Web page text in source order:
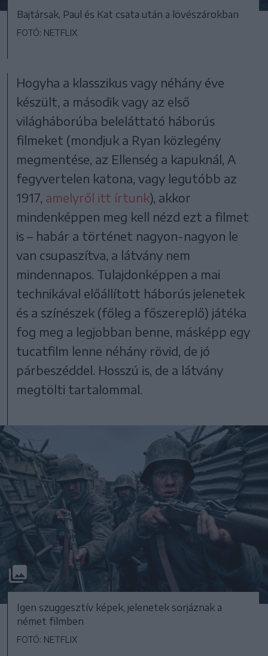
Bajtársak, Paul és Kat csata után a lövészárokban
FOTÓ: NETFLIX
Hogyha a klasszikus vagy néhány éve
készült, a második vagy az első
világháborúba beleláttató háborús
filmeket (mondjuk a Ryan közlegény
megmentése, az Ellenség a kapuknál, A
fegyvertelen katona, vagy legutóbb az
1917, amelyről itt írtunk), akkor
mindenképpen meg kell nézd ezt a filmet
is – habár a történet nagyon-nagyon le
van csupaszítva, a látvány nem
mindennapos. Tulajdonképpen a mai
technikával előállított háborús jelenetek
és a színészek (főleg a főszereplő) játéka
fog meg a legjobban benne, másképp egy
tucatfilm lenne néhány rövid, de jó
párbeszéddel. Hosszú is, de a látvány
megtölti tartalommal.
Igen szuggesztív képek, jelenetek sorjáznak a
német filmben
FOTÓ: NETFLIX